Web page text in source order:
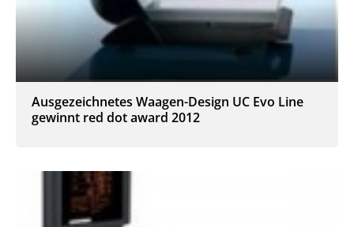
Ausgezeichnetes Waagen-Design UC Evo Line
gewinnt red dot award 2012